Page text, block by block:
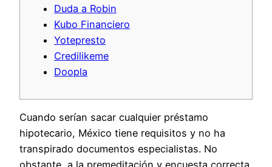
Duda a Robin
Kubo Financiero
Yotepresto
Credilikeme
Doopla
Cuando serían sacar cualquier préstamo
hipotecario, México tiene requisitos y no ha
transpirado documentos especialistas. No